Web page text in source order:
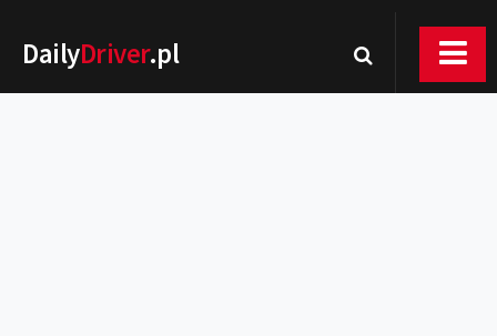
DailyDriver.pl